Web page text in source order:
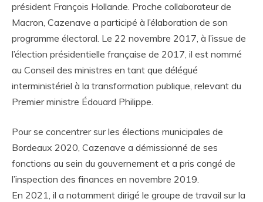
président François Hollande. Proche collaborateur de
Macron, Cazenave a participé à l’élaboration de son
programme électoral. Le 22 novembre 2017, à l’issue de
l’élection présidentielle française de 2017, il est nommé
au Conseil des ministres en tant que délégué
interministériel à la transformation publique, relevant du
Premier ministre Édouard Philippe.
Pour se concentrer sur les élections municipales de
Bordeaux 2020, Cazenave a démissionné de ses
fonctions au sein du gouvernement et a pris congé de
l’inspection des finances en novembre 2019.
En 2021, il a notamment dirigé le groupe de travail sur la